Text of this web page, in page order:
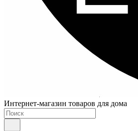
Интернет-магазин товаров для дома